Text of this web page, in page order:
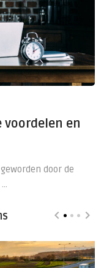
voordelen en
door de